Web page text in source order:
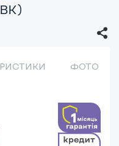
ФОТО